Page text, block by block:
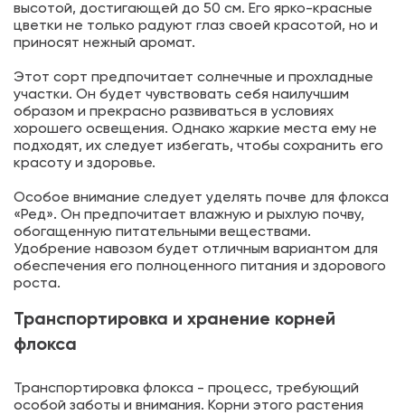
высотой, достигающей до 50 см. Его ярко-красные
цветки не только радуют глаз своей красотой, но и
приносят нежный аромат.
Этот сорт предпочитает солнечные и прохладные
участки. Он будет чувствовать себя наилучшим
образом и прекрасно развиваться в условиях
хорошего освещения. Однако жаркие места ему не
подходят, их следует избегать, чтобы сохранить его
красоту и здоровье.
Особое внимание следует уделять почве для флокса
«Ред». Он предпочитает влажную и рыхлую почву,
обогащенную питательными веществами.
Удобрение навозом будет отличным вариантом для
обеспечения его полноценного питания и здорового
роста.
Транспортировка и хранение корней
флокса
Транспортировка флокса - процесс, требующий
особой заботы и внимания. Корни этого растения